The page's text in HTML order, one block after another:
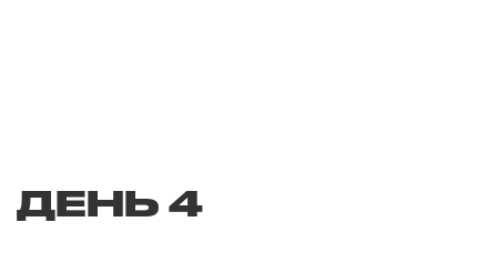
ДЕНЬ 4